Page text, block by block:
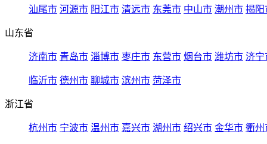
汕尾市 河源市 阳江市 清远市 东莞市 中山市 潮州市 揭阳
山东省
济南市 青岛市 淄博市 枣庄市 东营市 烟台市 潍坊市 济宁
临沂市 德州市 聊城市 滨州市 菏泽市
浙江省
杭州市 宁波市 温州市 嘉兴市 湖州市 绍兴市 金华市 衢州